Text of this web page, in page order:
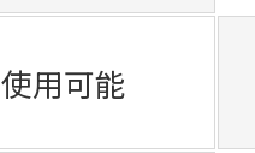
使用可能